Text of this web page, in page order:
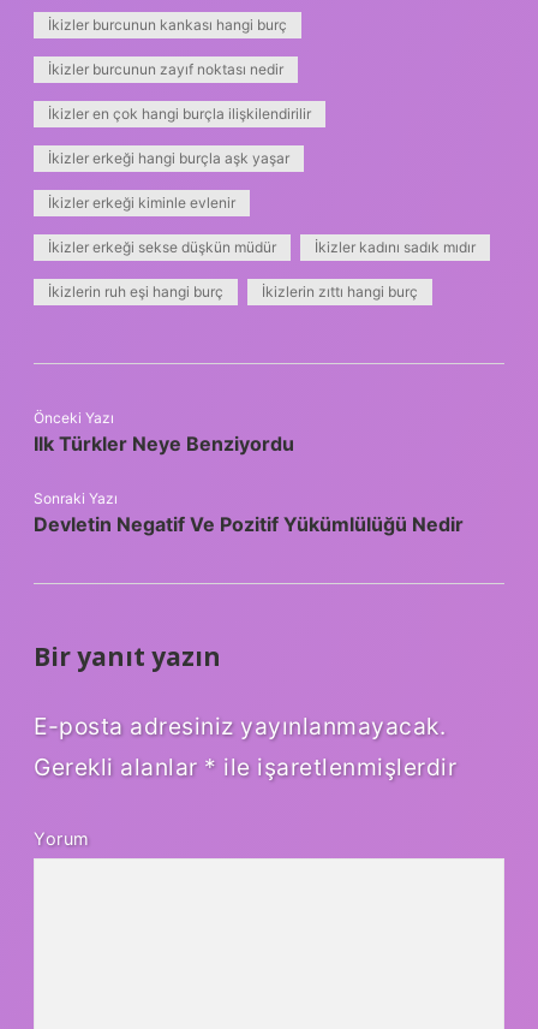
İkizler burcunun kankası hangi burç
İkizler burcunun zayıf noktası nedir
İkizler en çok hangi burçla ilişkilendirilir
İkizler erkeği hangi burçla aşk yaşar
İkizler erkeği kiminle evlenir
İkizler erkeği sekse düşkün müdür İkizler kadını sadık mıdır
İkizlerin ruh eşi hangi burç İkizlerin zıttı hangi burç
Önceki Yazı
Ilk Türkler Neye Benziyordu
Sonraki Yazı
Devletin Negatif Ve Pozitif Yükümlülüğü Nedir
Bir yanıt yazın
E-posta adresiniz yayınlanmayacak.
Gerekli alanlar * ile işaretlenmişlerdir
Yorum